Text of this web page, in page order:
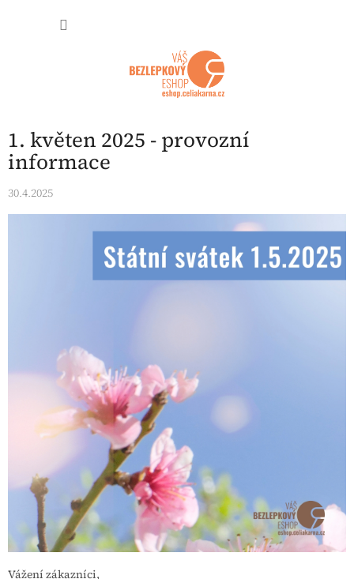
1. květen 2025 - provozní
informace
30.4.2025
Vážení zákazníci,